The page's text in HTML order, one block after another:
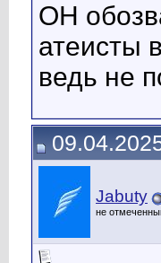
ОН
атеисты
ведь не
Jabuty
не